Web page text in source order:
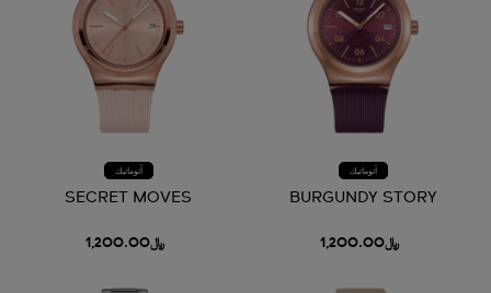
أتوماتيك
BURGUNDY STORY
﷼1,200.00
أتوماتيك
SECRET MOVES
﷼1,200.00